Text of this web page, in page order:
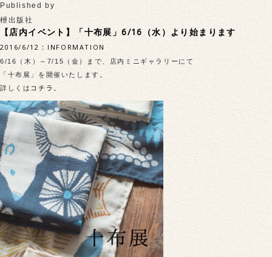
Published by
枻出版社
【店内イベント】「十布展」6/16（水）より始まります
2016/6/12 :INFORMATION
6/16（木）～7/15（金）まで、店内ミニギャラリーにて
「十布展」を開催いたします。
詳しくはコチラ 。